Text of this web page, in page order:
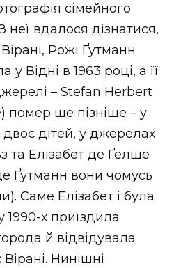
сімейного
неї вдалося дізнатися,
Рожі Ґутманн
Відні в 1963 році, а її
– Stefan Herbert
помер ще пізніше – у
дітей, у джерелах
та Елізабет де Ґелше
Ґутманн вони чомусь
Саме Елізабет і була
1990-х приїздила
й відвідувала
Нинішні